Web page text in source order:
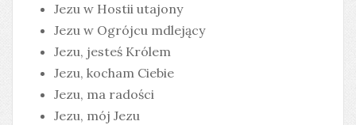
Jezu w Hostii utajony
Jezu w Ogrójcu mdlejący
Jezu, jesteś Królem
Jezu, kocham Ciebie
Jezu, ma radości
Jezu, mój Jezu